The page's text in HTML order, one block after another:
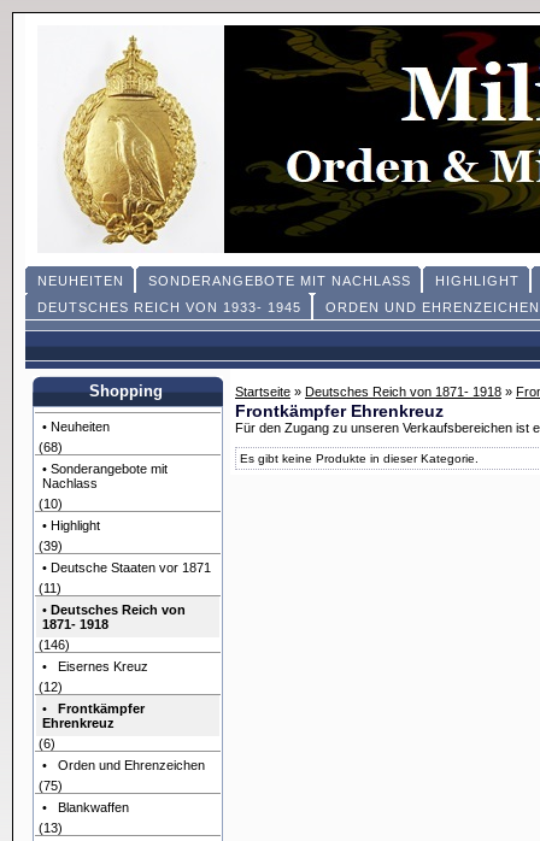
NEUHEITEN SONDERANGEBOTE MIT NACHLASS
HIGHLIGHT
DEUTSCHES REICH VON 1933- 1945
ORDEN UND EHRENZEICHEN
Shopping
• Neuheiten
(68)
• Sonderangebote mit
Nachlass
(10)
• Highlight
(39)
• Deutsche Staaten vor 1871
(11)
• Deutsches Reich von
1871- 1918
(146)
• Eisernes Kreuz
(12)
•
Frontkämpfer
Ehrenkreuz
(6)
• Orden und Ehrenzeichen
(75)
• Blankwaffen
(13)
Startseite » Deutsches Reich von 1871- 1918 »
Frontkämpfer Ehrenkreuz
Für den Zugang zu unseren Verkaufsbereichen ist
Es gibt keine Produkte in dieser Kategorie.